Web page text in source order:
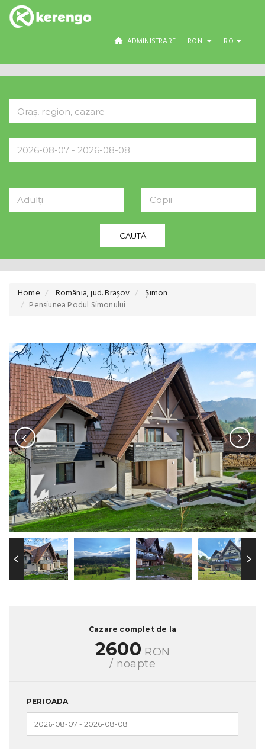
ADMINISTRARE RON RO
Adulți Copii
CAUTĂ
Home România, jud. Brașov
Șimon
Pensiunea Podul Simonului
Cazare complet de la
2600 RON
/ noapte
PERIOADA